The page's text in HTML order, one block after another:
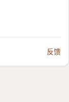
反馈